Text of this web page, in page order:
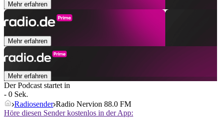
Mehr erfahren
Mehr erfahren
Mehr erfahren
Der Podcast startet in
- 0 Sek.
Radiosender Radio Nervion 88.0 FM
Höre diesen Sender kostenlos in der App: